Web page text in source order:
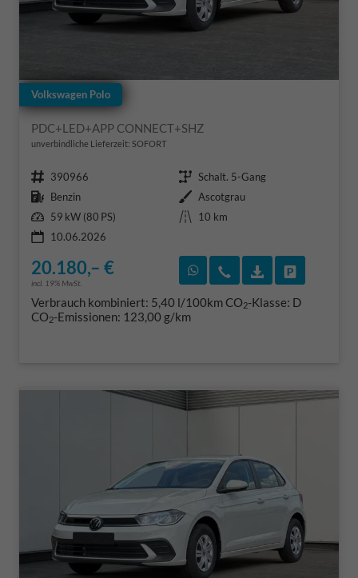
Volkswagen Polo
PDC+LED+APP CONNECT+SHZ
unverbindliche Lieferzeit: SOFORT
Fahrzeugnr. 390966 Getriebe Schalt. 5-Gang
Kraftstoff Benzin Außenfarbe Ascotgrau
Leistung 59 kW (80 PS) Kilometerstand
10 km
10.06.2026
20.180,– €
incl. 19% MwSt.
Rückruf vereinbaren
Wir rufen Sie an
Verbrauch kombiniert: 5,40 l/100kmCO2-Klasse: D
CO2-Emissionen: 123,00 g/km